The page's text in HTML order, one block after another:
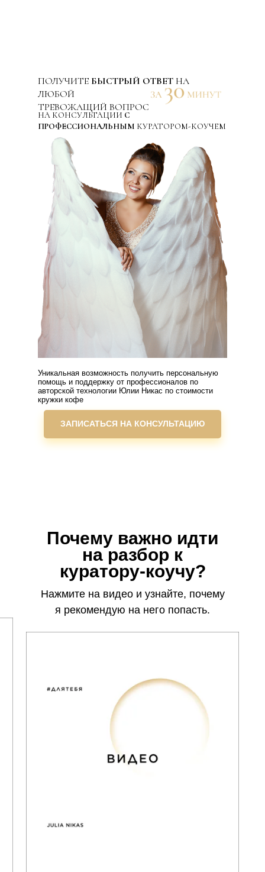
Уникальная возможность получить персональную
помощь и поддержку от профессионалов по
авторской технологии Юлии Никас по стоимости
кружки кофе
ЗАПИСАТЬСЯ НА КОНСУЛЬТАЦИЮ
ПОЛУЧИТЕ БЫСТРЫЙ ОТВЕТ НА
ЛЮБОЙ
ТРЕВОЖАЩИЙ ВОПРОС
НА КОНСУЛЬТАЦИИ С
ПРОФЕССИОНАЛЬНЫМ КУРАТОРОМ-КОУЧЕМ
Почему важно идти
на разбор к
куратору-коучу?
Нажмите на видео и узнайте, почему
я рекомендую на него попасть.